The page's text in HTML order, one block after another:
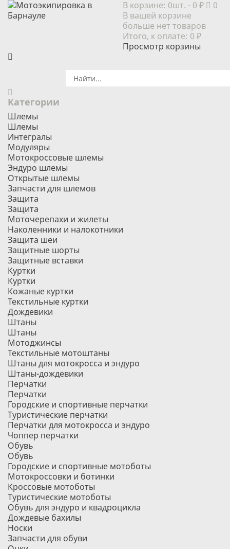
В корзине: 0шт. - 0 ₽
0
В вашей корзине
больше нет товаров
Итого, к оплате: 0 ₽
Просмотр корзины
Категории
Шлемы
Шлемы
Интегралы
Модуляры
Мотокроссовые шлемы
Эндуро шлемы
Открытые шлемы
Запчасти для шлемов
Защита
Защита
Моточерепахи и жилеты
Наколенники и налокотники
Защита шеи
Защитные шорты
Защитные вставки
Куртки
Куртки
Кожаные куртки
Текстильные куртки
Дождевики
Штаны
Штаны
Мотоджинсы
Текстильные мотоштаны
Штаны для мотокросса и эндуро
Штаны-дождевики
Перчатки
Перчатки
Городские и спортивные перчатки
Туристические перчатки
Перчатки для мотокросса и эндуро
Чоппер перчатки
Обувь
Обувь
Городские и спортивные мотоботы
Мотокроссовки и ботинки
Кроссовые мотоботы
Туристические мотоботы
Обувь для эндуро и квадроцикла
Дождевые бахилы
Носки
Запчасти для обуви